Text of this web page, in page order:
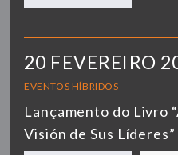
20 FEVEREIRO
EVENTOS HÍBRIDOS
Lançamento do Livro
Visión de Sus Líderes”